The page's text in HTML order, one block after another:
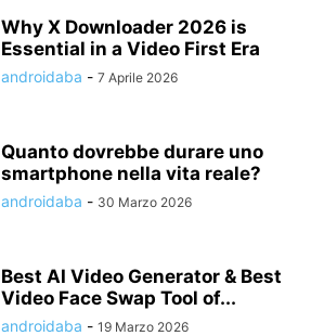
Why X Downloader 2026 is
Essential in a Video First Era
androidaba - 7 Aprile 2026
Quanto dovrebbe durare uno
smartphone nella vita reale?
androidaba - 30 Marzo 2026
Best AI Video Generator & Best
Video Face Swap Tool of...
androidaba - 19 Marzo 2026